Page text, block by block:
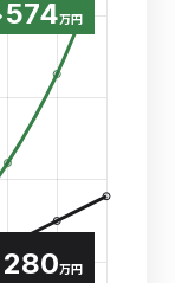
574万円
280万円